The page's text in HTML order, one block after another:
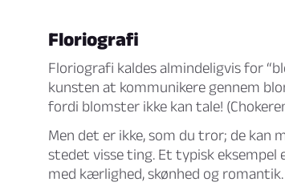
Floriografi
Floriografi kaldes almindeligvis for
kunsten at kommunikere gennem
fordi blomster ikke kan tale!
Men det er ikke, som du tror; de kan
stedet visse ting. Et typisk
med kærlighed, skønhed og romantik.